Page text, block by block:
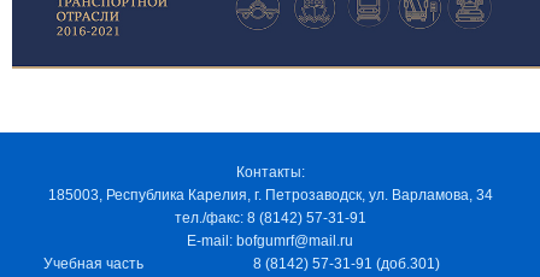
Контакты:
185003, Республика Карелия, г. Петрозаводск, ул. Варламова, 34
тел./факс: 8 (8142) 57-31-91
E-mail: bofgumrf@mail.ru
Учебная часть
8 (8142) 57-31-91 (доб.301)